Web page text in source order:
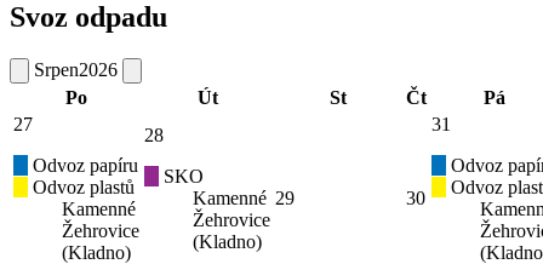
Svoz odpadu
Srpen2026
Po
Út St Čt
Pá
27
Odvoz papíru
Odvoz plastů
Kamenné
Žehrovice
(Kladno)
28
SKO
Kamenné
Žehrovice
(Kladno)
29 30
31
Odvoz
Odvoz